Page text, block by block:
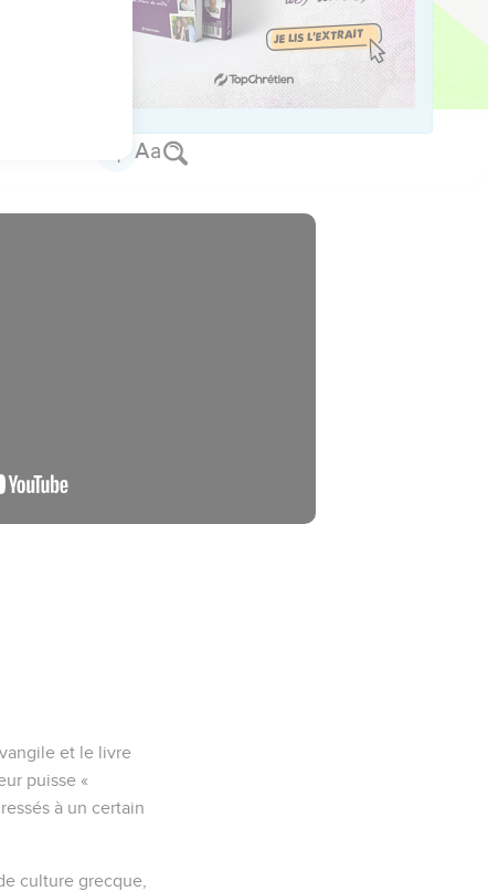
de Dieu.
parole par les
et le livre
puisse «
à un certain
culture grecque,